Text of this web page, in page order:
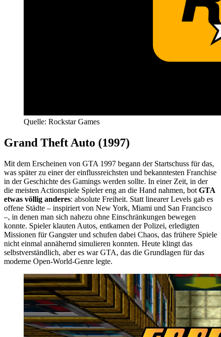
Quelle: Rockstar Games
Grand Theft Auto (1997)
Mit dem Erscheinen von GTA 1997 begann der Startschuss für das,
was später zu einer der einflussreichsten und bekanntesten Franchise
in der Geschichte des Gamings werden sollte. In einer Zeit, in der
die meisten Actionspiele Spieler eng an die Hand nahmen, bot GTA
etwas völlig anderes: absolute Freiheit. Statt linearer Levels gab es
offene Städte – inspiriert von New York, Miami und San Francisco
–, in denen man sich nahezu ohne Einschränkungen bewegen
konnte. Spieler klauten Autos, entkamen der Polizei, erledigten
Missionen für Gangster und schufen dabei Chaos, das frühere Spiele
nicht einmal annähernd simulieren konnten. Heute klingt das
selbstverständlich, aber es war GTA, das die Grundlagen für das
moderne Open-World-Genre legte.